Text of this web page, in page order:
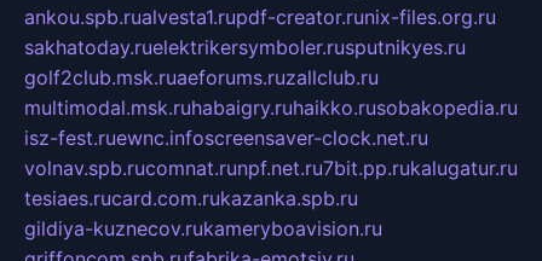
ankou.spb.rualvesta1.rupdf-creator.runix-files.org.ru
sakhatoday.ruelektrikersymboler.rusputnikyes.ru
golf2club.msk.ruaeforums.ruzallclub.ru
multimodal.msk.ruhabaigry.ruhaikko.rusobakopedia.ru
isz-fest.ruewnc.infoscreensaver-clock.net.ru
volnav.spb.rucomnat.runpf.net.ru7bit.pp.rukalugatur.ru
tesiaes.rucard.com.rukazanka.spb.ru
gildiya-kuznecov.rukameryboavision.ru